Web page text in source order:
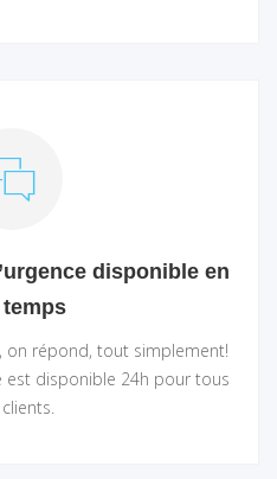
disponible en
on répond, tout simplement!
est disponible 24h pour tous